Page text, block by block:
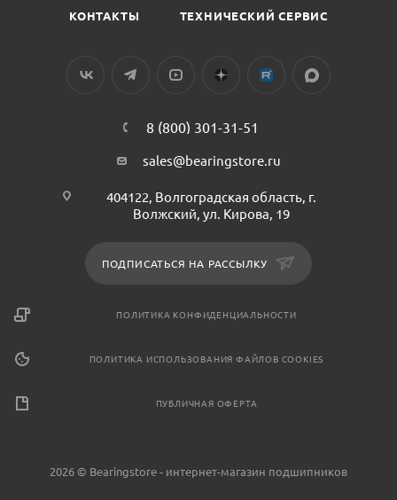
КОНТАКТЫ ТЕХНИЧЕСКИЙ СЕРВИС
8 (800) 301-31-51
sales@bearingstore.ru
404122, Волгоградская область, г.
Волжский, ул. Кирова, 19
ПОДПИСАТЬСЯ НА РАССЫЛКУ
ПОЛИТИКА КОНФИДЕНЦИАЛЬНОСТИ
ПОЛИТИКА ИСПОЛЬЗОВАНИЯ ФАЙЛОВ COOKIES
ПУБЛИЧНАЯ ОФЕРТА
2026 © Bearingstore - интернет-магазин подшипников